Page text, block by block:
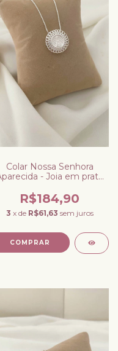
Colar Nossa Senhora
- Joia em prata
R$184,90
3 x de R$61,63 sem juros